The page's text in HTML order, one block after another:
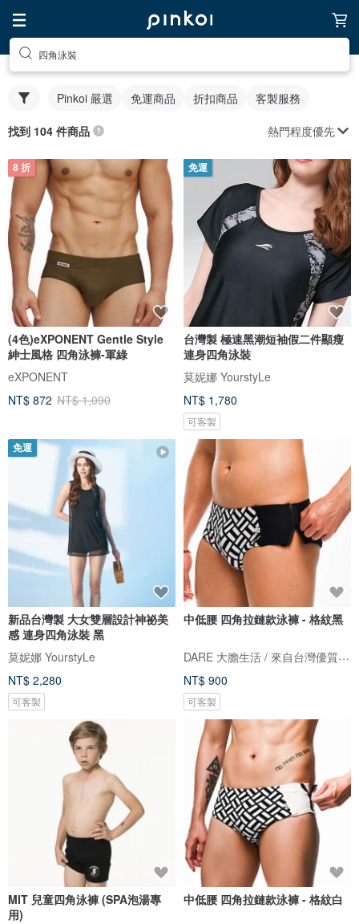
四角泳裝
Pinkoi 嚴選 免運商品 折扣商品 客製服務
找到 104 件商品 熱門程度優先
8 折
(4色)eXPONENT Gentle Style
紳士風格 四角泳褲-軍綠
eXPONENT
NT$ 872 NT$ 1,090
免運
台灣製 極速黑潮短袖假二件顯瘦
連身四角泳裝
莫妮娜 YourstyLe
NT$ 1,780
可客製
免運
新品台灣製 大女雙層設計神祕美
感 連身四角泳裝 黑
莫妮娜 YourstyLe
NT$ 2,280
可客製
中低腰 四角拉鏈款泳褲 - 格紋黑
DARE 大膽生活 / 來自台灣優質男性內著
NT$ 900
可客製
MIT 兒童四角泳褲 (SPA泡湯專
用)
中低腰 四角拉鏈款泳褲 - 格紋白